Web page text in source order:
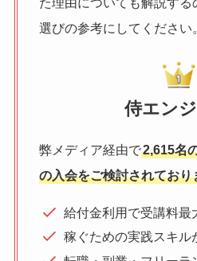
選びの参考にしてください。
侍エン
弊メディア経由で2,615名
の入会をご検討されており
給付金利用で受講料最
稼ぐための実践スキル